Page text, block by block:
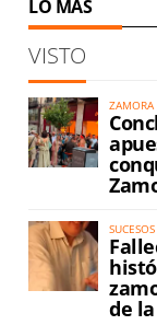
LO MÁS
VISTO
ZAMORA
SUCESOS
de